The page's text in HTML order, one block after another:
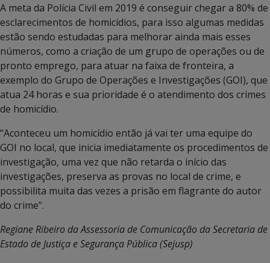
A meta da Polícia Civil em 2019 é conseguir chegar a 80% de
esclarecimentos de homicídios, para isso algumas medidas
estão sendo estudadas para melhorar ainda mais esses
números, como a criação de um grupo de operações ou de
pronto emprego, para atuar na faixa de fronteira, a
exemplo do Grupo de Operações e Investigações (GOI), que
atua 24 horas e sua prioridade é o atendimento dos crimes
de homicídio.
“Aconteceu um homicídio então já vai ter uma equipe do
GOI no local, que inicia imediatamente os procedimentos de
investigação, uma vez que não retarda o início das
investigações, preserva as provas no local de crime, e
possibilita muita das vezes a prisão em flagrante do autor
do crime”.
Regiane Ribeiro da Assessoria de Comunicação da Secretaria de
Estado de Justiça e Segurança Pública (Sejusp)